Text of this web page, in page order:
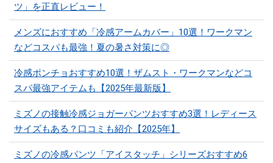
ツ」を正直レビュー！
メンズにおすすめ「冷感アームカバー」10選！ワークマン
などコスパも最強！夏の暑さ対策に◎
冷感ポンチョおすすめ10選！ザムスト・ワークマンなどコ
スパ最強アイテムも【2025年最新版】
ミズノの接触冷感ジョガーパンツおすすめ3選！レディース
サイズもある？口コミも紹介【2025年】
ミズノの冷感パンツ「アイスタッチ」シリーズおすすめ6